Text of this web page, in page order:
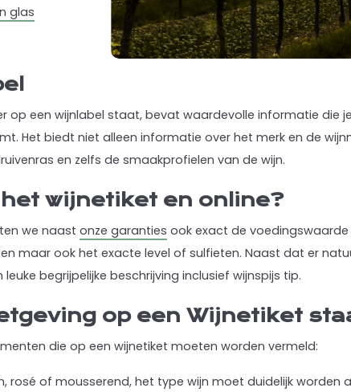
glas
op een wijnlabel staat, bevat waardevolle informatie die
Het biedt niet alleen informatie over het merk en de
en zelfs de smaakprofielen van de wijn.
wijnetiket en online?
we naast onze garanties ook exact de
maar ook het exacte level of sulfieten. Naast dat er
begrijpelijke beschrijving inclusief wijnspijs tip.
op een Wijnetiket
die op een wijnetiket moeten worden vermeld:
rosé of mousserend, het type wijn moet duidelijk worden